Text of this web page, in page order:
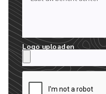
Logo uploaden